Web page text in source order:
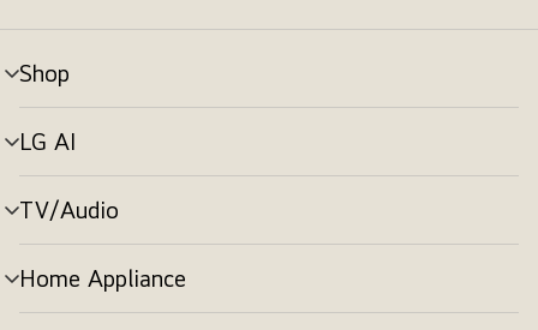
Shop
tombol
menu
LG AI
tombol
menu
TV/Audio
tombol
menu
Home Appliance
tombol
menu